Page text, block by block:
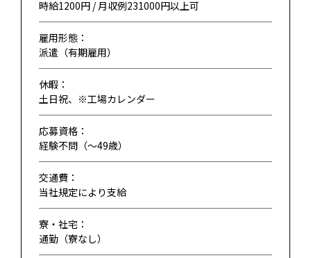
時給1200円 / 月収例231000円以上可
雇用形態：
派遣（有期雇用）
休暇：
土日祝、※工場カレンダー
応募資格：
経験不問（〜49歳）
交通費：
当社規定により支給
寮・社宅：
通勤（寮なし）